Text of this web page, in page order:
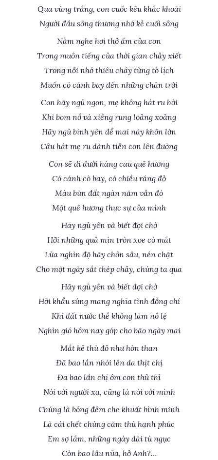
Qua vùng trắng, con cuốc kêu khắc khoải
Người đầu sông thương nhớ kẻ cuối sông
Nằm nghe hơi thở ấm của con
Trong muôn tiếng của thời gian chảy xiết
Trong nỗi nhớ thiêu cháy từng tờ lịch
Muốn có cánh bay đến những chân trời
Con hãy ngủ ngon, mẹ không hát ru hời
Khi bom nổ và xiềng rung loảng xoảng
Hãy ngủ bình yên để mai này khôn lớn
Câu hát mẹ ru dành tiễn con lên đường
Con sẽ đi dưới hàng cau quê hương
Có cánh cò bay, có chiều ráng đỏ
Màu bùn đất ngàn năm vẫn đó
Một quê hương thực sự của mình
Hãy ngủ yên và biết đợi chờ
Hỡi những quả mìn tròn xoe có mắt
Lửa nghìn độ hãy chôn sâu, nén chặt
Cho một ngày sắt thép chảy, chúng ta qua
Hãy ngủ yên và biết đợi chờ
Hỡi khẩu súng mang nghĩa tình đồng chí
Khi đất nước thề không làm nô lệ
Nghìn gió hôm nay góp cho bão ngày mai
Mắt kẻ thù đỏ như hòn than
Đã bao lần nhói lên da thịt chị
Đã bao lần chị ôm con thủ thỉ
Nói với người xa, cũng là nói với mình
Chúng là bóng đêm che khuất bình minh
Là cái chết chúng căm thù hạnh phúc
Em sợ lắm, những ngày dài tù ngục
Còn bao lâu nữa, hở Anh?…